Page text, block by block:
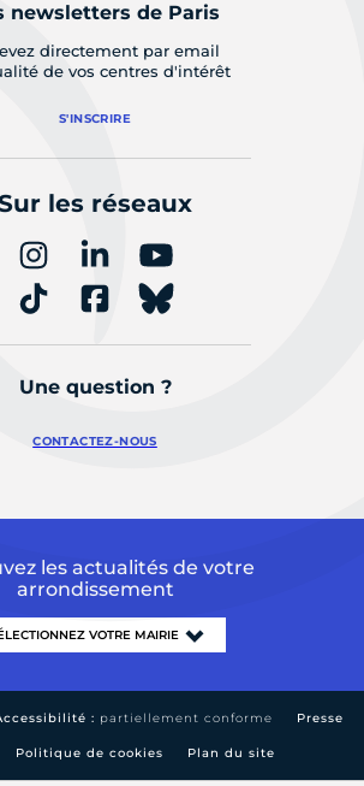
newsletters de Paris
directement par email
de vos centres d'intérêt
S'INSCRIRE
les réseaux
Une question ?
CONTACTEZ-NOUS
les actualités de votre
arrondissement
: partiellement conforme Presse
Politique de cookies Plan du site